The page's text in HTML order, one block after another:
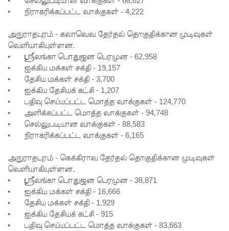
தழுவிய
சோதனை
களில்
தரமற்ற
தலைக்கவ
சங்கள் 431
பறிமுதல்!
இலங்கை
யர்களை
இலக்கு
வைத்து
இணைய
வழிப் பண
•
நிராகரிக்கப்பட்ட வாக்குகள் - 4,222
அநுராதபுரம் - கலாவெவ தேர்தல் தொகுதிக்கான முடிவுகள்
வெளியாகியுள்ளன.
•
ஸ்ரீலங்கா பொதுஜன பெரமுன - 62,958
•
ஐக்கிய மக்கள் சக்தி - 19,157
•
தேசிய மக்கள் சக்தி - 3,700
•
ஐக்கிய தேசியக் கட்சி - 1,207
•
பதிவு செய்யப்பட்ட மொத்த வாக்குகள் - 124,770
•
அளிக்கப்பட்ட மொத்த வாக்குகள் - 94,748
•
செல்லுபடியான வாக்குகள் - 88,583
•
நிராகரிக்கப்பட்ட வாக்குகள் - 6,165
அநுராதபுரம் - கெக்கிராவ தேர்தல் தொகுதிக்கான முடிவுகள்
வெளியாகியுள்ளன.
•
ஸ்ரீலங்கா பொதுஜன பெரமுன - 38,871
•
ஐக்கிய மக்கள் சக்தி - 16,666
•
தேசிய மக்கள் சக்தி - 1,929
•
ஐக்கிய தேசியக் கட்சி - 915
•
பதிவு செய்யப்பட்ட மொத்த வாக்குகள் - 83,663